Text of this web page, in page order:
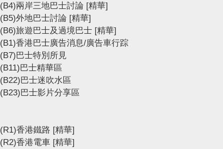
(B4)兩岸三地巴士討論 [精華]
(B5)外地巴士討論 [精華]
(B6)旅遊巴士及過境巴士 [精華]
(B1)香港巴士廣告消息/廣告車行踪
(B7)巴士特別所見
(B11)巴士精華區
(B22)巴士迷吹水區
(B23)巴士影片分享區
(R1)香港鐵路 [精華]
(R2)香港電車 [精華]